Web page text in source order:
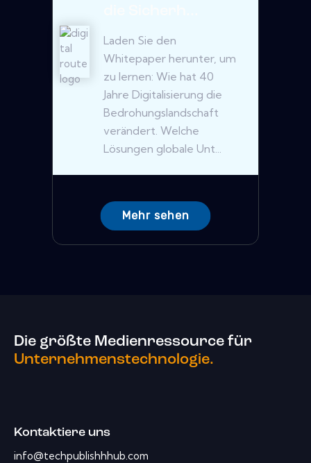
Laden Sie den
Whitepaper herunter, um
zu lernen: Wie hat 40
Jahre Digitalisierung die
Bedrohungslandschaft
verändert. Welche
Lösungen globale Unt...
Mehr sehen
Die größte Medienressource für
Unternehmenstechnologie.
Kontaktiere uns
info@techpublishhhub.com